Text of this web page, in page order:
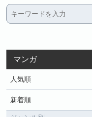
マンガ
人気順
新着順